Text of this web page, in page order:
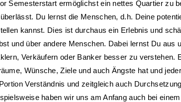
Semesterstart ermöglichst ein nettes Quartier zu
Du lernst die Menschen, d.h. Deine
kannst. Dies ist durchaus ein Erlebnis und
und über andere Menschen. Dabei lernst Du
Verkäufern oder Banker besser zu
Wünsche, Ziele und auch Ängste hat und
Verständnis und zeitgleich auch
haben wir uns am Anfang auch bei